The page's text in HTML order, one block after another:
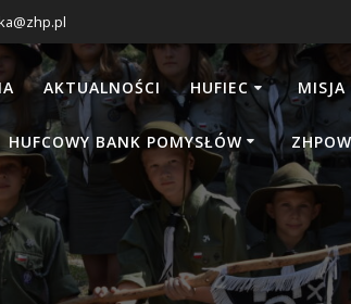
AKTUALNOŚCI HUFIEC MISJA
HUFCOWY BANK POMYSŁÓW